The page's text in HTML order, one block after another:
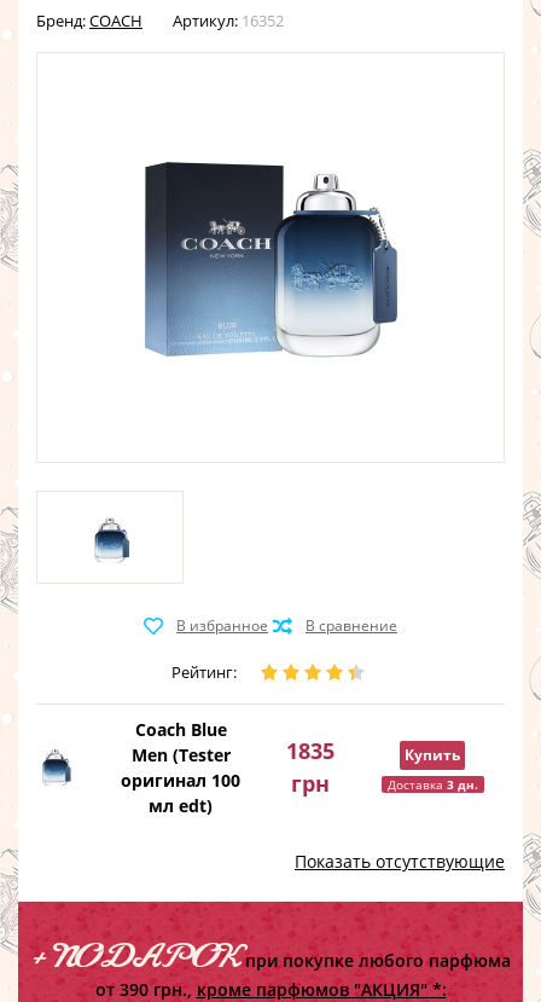
Бренд:COACH Артикул: 16352
Рейтинг:
Coach Blue
Men (Tester
оригинал 100
мл edt)
1835
грн
Купить
Доставка 3 дн.
Показать отсутствующие
+ ПОДАРОКпри покупке любого парфюма
от 390 грн., кроме парфюмов "АКЦИЯ" *: